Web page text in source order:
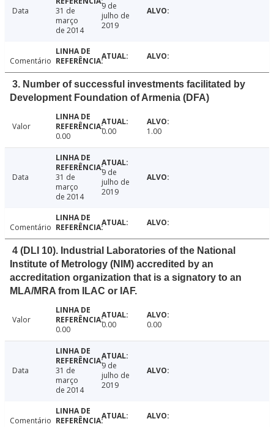
Data
31 de
março
de 2014
9 de
julho de
2019
Comentário
3. Number of successful investments facilitated by
Development Foundation of Armenia (DFA)
Valor
0.00
0.00 1.00
Data
31 de
março
de 2014
9 de
julho de
2019
Comentário
4 (DLI 10). Industrial Laboratories of the National
Institute of Metrology (NIM) accredited by an
accreditation organization that is a signatory to an
MLA/MRA from ILAC or IAF.
Valor
0.00
0.00 0.00
Data
31 de
março
de 2014
9 de
julho de
2019
Comentário